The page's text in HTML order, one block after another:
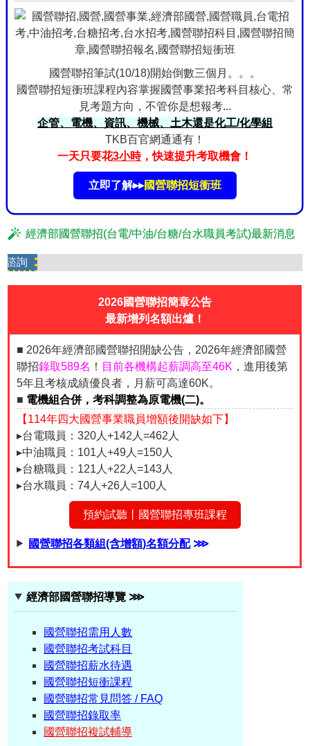
國營聯招筆試(10/18)開始倒數三個月。。。
國營聯招短衝班課程內容掌握國營事業招考科目核心、常
見考題方向，不管你是想報考...
企管、電機、資訊、機械、土木還是化工/化學組
TKB百官網通通有！
一天只要花3小時，快速提升考取機會！
立即了解▸▸國營聯招短衝班
經濟部國營聯招(台電/中油/台糖/台水職員考試)最新消息
2026國營聯招簡章公告
最新增列名額出爐！
■ 2026年經濟部國營聯招開缺公告，2026年經濟部國營
聯招錄取589名 ！ 目前各機構起薪調高至46K ，進用後第
5年且考核成績優良者，月薪可高達60K。
■ 電機組合併，考科調整為原電機(二)。
【114年四大國營事業職員增額後開缺如下】
▸台電職員：320人+142人=462人
▸中油職員：101人+49人=150人
▸台糖職員：121人+22人=143人
▸台水職員：74人+26人=100人
預約試聽丨國營聯招專班課程
國營聯招各類組(含增額)名額分配⋙
經濟部國營聯招導覽 ⋙
國營聯招需用人數
國營聯招考試科目
國營聯招薪水待遇
國營聯招短衝課程
國營聯招常見問答 / FAQ
國營聯招錄取率
國營聯招複試輔導